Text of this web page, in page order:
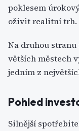
poklesem
oživit realitní trh.
Na druhou
větších městech
jedním z
Pohled
Silnější